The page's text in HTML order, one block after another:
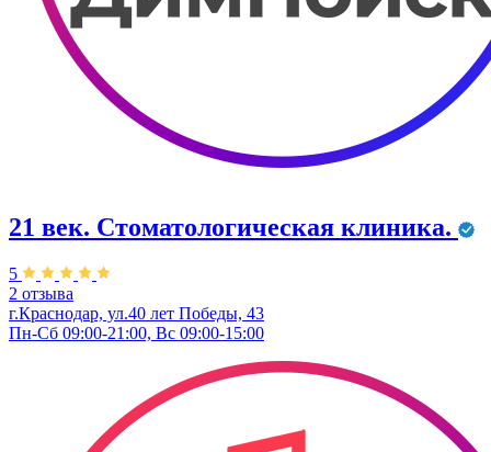
21 век. Стоматологическая клиника.
5
2 отзыва
г.Краснодар, ул.40 лет Победы, 43
Пн-Сб 09:00-21:00, Вс 09:00-15:00